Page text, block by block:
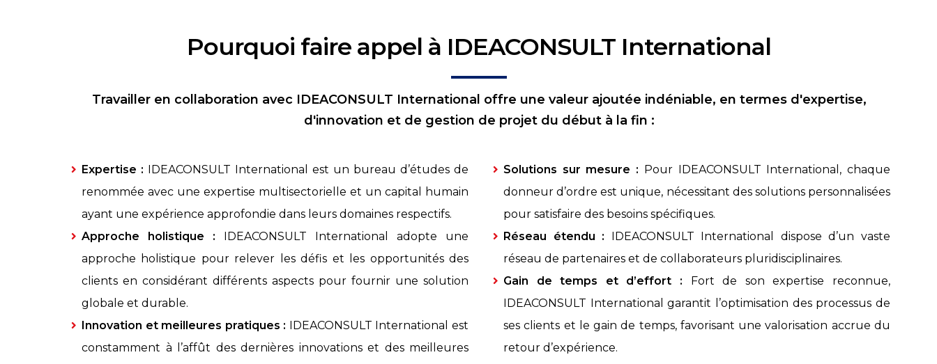
Pourquoi faire appel à IDEACONSULT International
Travailler en collaboration avec IDEACONSULT International offre une valeur ajoutée indéniable, en termes d'expertise,
d'innovation et de gestion de projet du début à la fin :
Expertise : IDEACONSULT International est un bureau d’études de
renommée avec une expertise multisectorielle et un capital humain
ayant une expérience approfondie dans leurs domaines respectifs.
Approche holistique : IDEACONSULT International adopte une
approche holistique pour relever les défis et les opportunités des
clients en considérant différents aspects pour fournir une solution
globale et durable.
Innovation et meilleures pratiques : IDEACONSULT International est
constamment à l’affût des dernières innovations et des meilleures
Solutions sur mesure : Pour IDEACONSULT International, chaque
donneur d’ordre est unique, nécessitant des solutions personnalisées
pour satisfaire des besoins spécifiques.
Réseau étendu : IDEACONSULT International dispose d’un vaste
réseau de partenaires et de collaborateurs pluridisciplinaires.
Gain de temps et d’effort : Fort de son expertise reconnue,
IDEACONSULT International garantit l’optimisation des processus de
ses clients et le gain de temps, favorisant une valorisation accrue du
retour d’expérience.